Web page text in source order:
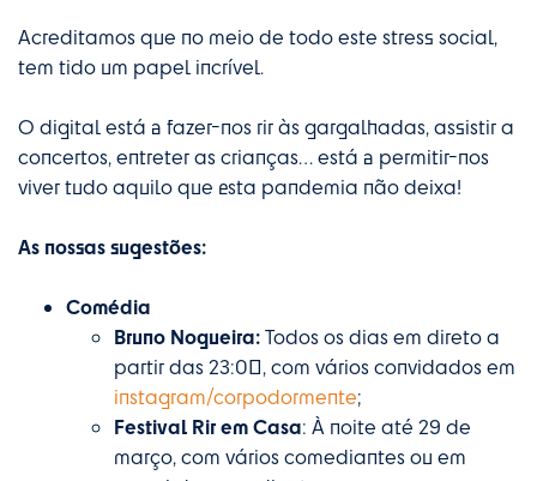
Acreditamos que no meio de todo este stress social,
tem tido um papel incrível.
O digital está a fazer-nos rir às gargalhadas, assistir a
concertos, entreter as crianças… está a permitir-nos
viver tudo aquilo que esta pandemia não deixa!
As nossas sugestões:
Comédia
Bruno Nogueira:Todos os dias em direto a
partir das 23:00, com vários convidados em
instagram/corpodormente;
Festival Rir em Casa: À noite até 29 de
março, com vários comediantes ou em